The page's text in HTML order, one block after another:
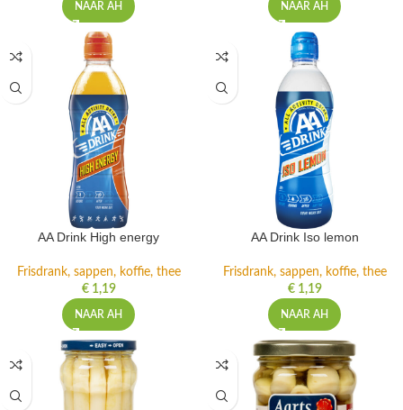
NAAR AH NAAR AH
AA Drink High energy
Frisdrank, sappen, koffie, thee
€1,19
NAAR AH
AA Drink Iso lemon
Frisdrank, sappen, koffie, thee
€1,19
NAAR AH